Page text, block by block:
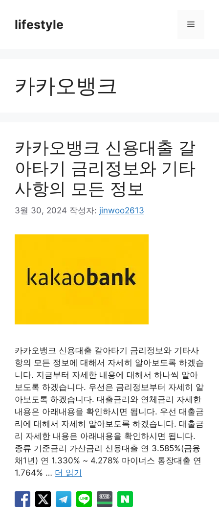
lifestyle 메
카카오뱅크
카카오뱅크 신용대출 갈
아타기 금리정보와 기타
사항의 모든 정보
3월 30, 2024 작성자: jinwoo2613
카카오뱅크 신용대출 갈아타기 금리정보와 기타사
항의 모든 정보에 대해서 자세히 알아보도록 하겠습
니다. 지금부터 자세한 내용에 대해서 하나씩 알아
보도록 하겠습니다. 우선은 금리정보부터 자세히 알
아보도록 하겠습니다. 대출금리와 연체금리 자세한
내용은 아래내용을 확인하시면 됩니다. 우선 대출금
리에 대해서 자세히 알아보도록 하겠습니다. 대출금
리 자세한 내용은 아래내용을 확인하시면 됩니다.
종류 기준금리 가산금리 신용대출 연 3.585%(금융
채1년) 연 1.330% ~ 4.278% 마이너스 통장대출 연
1.764% … 더 읽기